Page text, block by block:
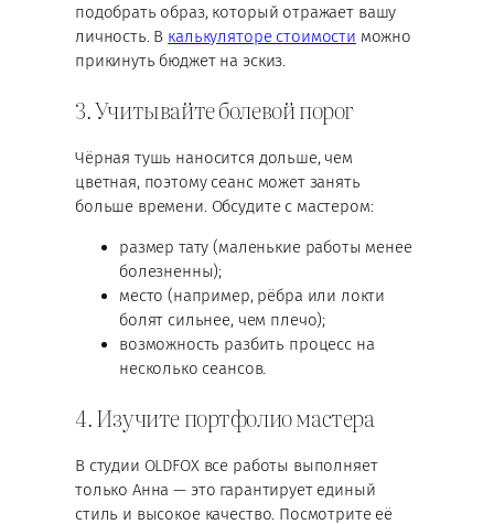
подобрать образ, который отражает вашу
личность. В калькуляторе стоимости можно
прикинуть бюджет на эскиз.
3. Учитывайте болевой порог
Чёрная тушь наносится дольше, чем
цветная, поэтому сеанс может занять
больше времени. Обсудите с мастером:
размер тату (маленькие работы менее
болезненны);
место (например, рёбра или локти
болят сильнее, чем плечо);
возможность разбить процесс на
несколько сеансов.
4. Изучите портфолио мастера
В студии OLDFOX все работы выполняет
только Анна — это гарантирует единый
стиль и высокое качество. Посмотрите её